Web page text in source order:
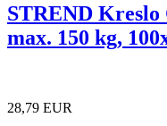
STREND Kreslo
max. 150 kg,
28,79 EUR